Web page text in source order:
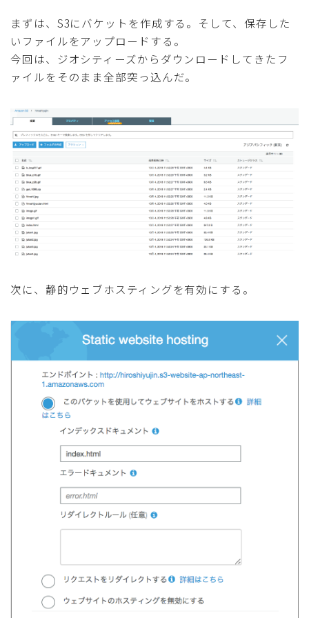
まずは、S3にバケットを作成する。そして、保存した
いファイルをアップロードする。
今回は、ジオシティーズからダウンロードしてきたフ
ァイルをそのまま全部突っ込んだ。
次に、静的ウェブホスティングを有効にする。